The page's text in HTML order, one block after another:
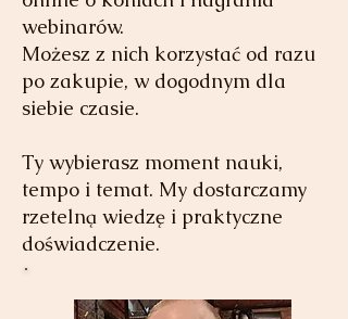
webinarów.
Możesz z nich korzystać od razu
po zakupie, w dogodnym dla
siebie czasie.
Ty wybierasz moment nauki,
tempo i temat. My dostarczamy
rzetelną wiedzę i praktyczne
doświadczenie.